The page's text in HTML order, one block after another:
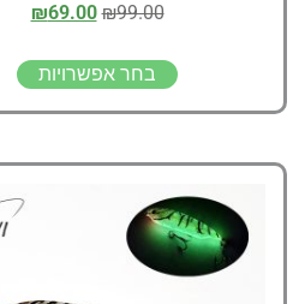
₪99.00
₪69.00
בחר אפשרויות